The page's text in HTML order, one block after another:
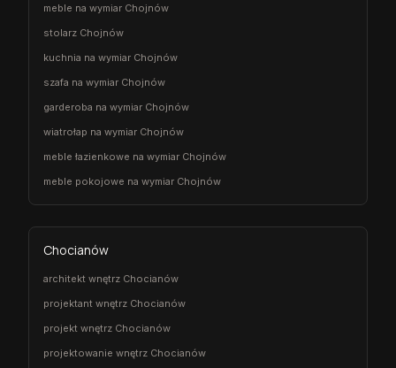
meble na wymiar Chojnów
stolarz Chojnów
kuchnia na wymiar Chojnów
szafa na wymiar Chojnów
garderoba na wymiar Chojnów
wiatrołap na wymiar Chojnów
meble łazienkowe na wymiar Chojnów
meble pokojowe na wymiar Chojnów
Chocianów
architekt wnętrz Chocianów
projektant wnętrz Chocianów
projekt wnętrz Chocianów
projektowanie wnętrz Chocianów